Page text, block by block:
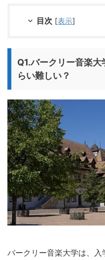
目次 [表示]
Q1.バークリー音楽
らい難しい？
バークリー音楽大学は、